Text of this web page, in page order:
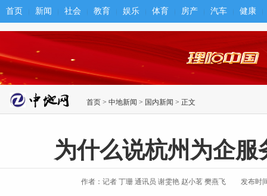
首页 新闻 社会 教育 娱乐 体育 房产 汽车 健康
首页 > 中地新闻 > 国内新闻 > 正文
为什么说杭州为企服
作者：记者 丁珊 通讯员 谢雯艳 赵小茗 樊燕飞 发布时